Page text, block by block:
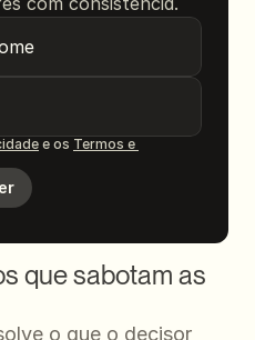
e os Termos e
que sabotam as
o que o decisor